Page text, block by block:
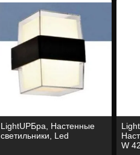
LightUPБра, Настенные
светильники, Led
W